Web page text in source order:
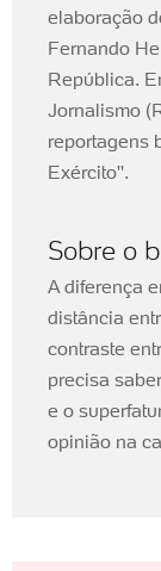
elaboração
Fernando
República.
Jornalismo
reportagens
Exército''.
Sobre o
A diferença
distância
contraste
precisa
e o
opinião na